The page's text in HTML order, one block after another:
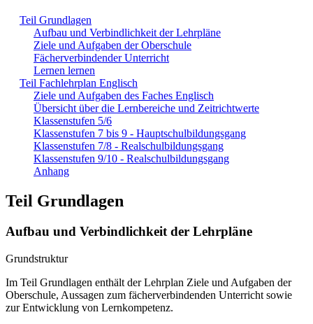
Teil Grundlagen
Aufbau und Verbindlichkeit der Lehrpläne
Ziele und Aufgaben der Oberschule
Fächerverbindender Unterricht
Lernen lernen
Teil Fachlehrplan Englisch
Ziele und Aufgaben des Faches Englisch
Übersicht über die Lernbereiche und Zeitrichtwerte
Klassenstufen 5/6
Klassenstufen 7 bis 9 - Hauptschulbildungsgang
Klassenstufen 7/8 - Realschulbildungsgang
Klassenstufen 9/10 - Realschulbildungsgang
Anhang
Teil Grundlagen
Aufbau und Verbindlichkeit der Lehrpläne
Grundstruktur
Im Teil Grundlagen enthält der Lehrplan Ziele und Aufgaben der
Oberschule, Aussagen zum fächerverbindenden Unterricht sowie
zur Entwicklung von Lernkompetenz.